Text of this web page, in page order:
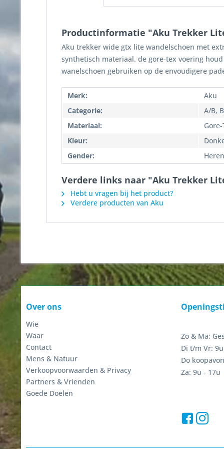
Productinformatie "Aku Trekker
Aku trekker wide gtx lite wandelschoen met
synthetisch materiaal. de gore-tex voering
wanelschoen gebruiken op de envoudigere
Merk:
Aku
Categorie:
A/B, B
Materiaal:
Kleur:
Gender:
Heren
Verdere links naar "Aku Trekker
Hebt u vragen bij het product?
Verdere producten van Aku
Over ons
Wie
Waar
Contact
Mens & Natuur
Verkoopvoorwaarden & Privacy
Partners & Vrienden
Goede Doelen
Zo & Ma:
Di t/m Vr:
Do
Za: 9u - 17u